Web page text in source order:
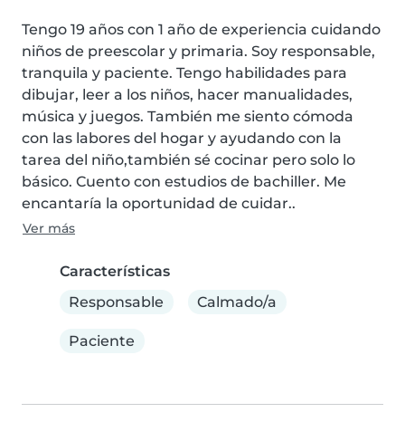
Tengo 19 años con 1 año de experiencia cuidando
niños de preescolar y primaria. Soy responsable,
tranquila y paciente. Tengo habilidades para
dibujar, leer a los niños, hacer manualidades,
música y juegos. También me siento cómoda
con las labores del hogar y ayudando con la
tarea del niño,también sé cocinar pero solo lo
básico. Cuento con estudios de bachiller. Me
encantaría la oportunidad de cuidar..
Ver más
Características
Responsable
Calmado/a
Paciente